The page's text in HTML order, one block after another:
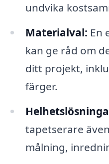
undvika
Materialval: En
kan ge råd om
ditt projekt,
färger.
tapetserare
målning,